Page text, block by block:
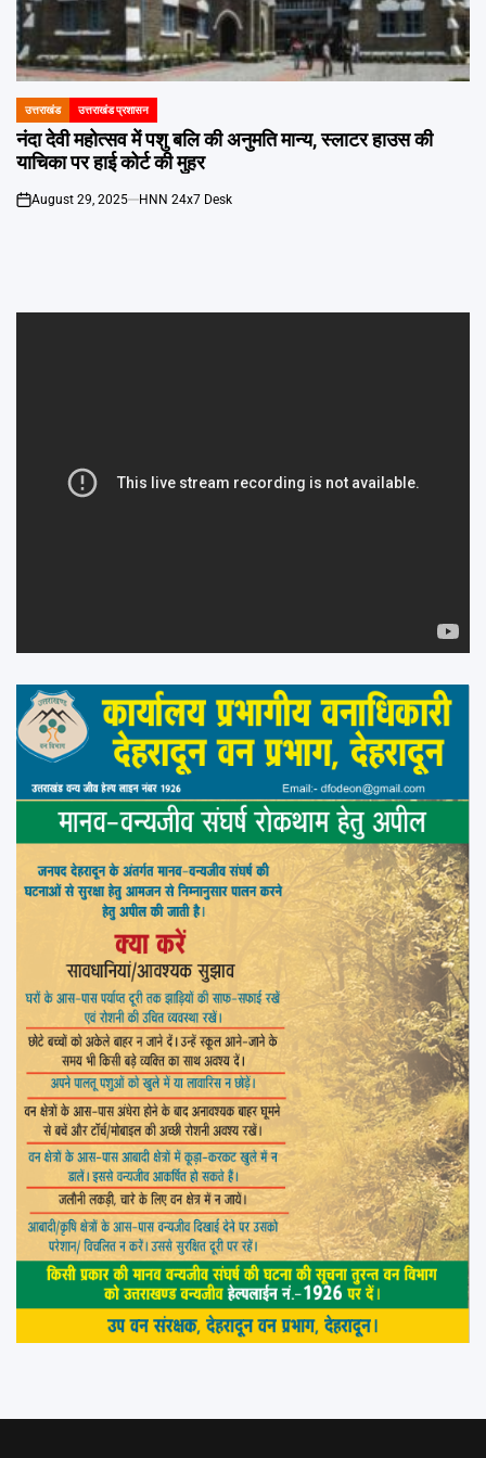
POSTED
IN
उत्तराखंड उत्तराखंड प्रशासन
नंदा देवी महोत्सव में पशु बलि की अनुमति मान्य, स्लाटर हाउस की
याचिका पर हाई कोर्ट की मुहर
on
August 29, 2025 HNN 24x7 Desk